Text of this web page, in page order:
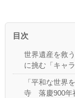
目次
世界遺産を救
に挑む「キャラ
「平和な世界
寺 落慶900年